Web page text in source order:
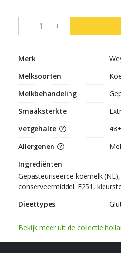
– +
Merk
Melksoorten
Koe
Melkbehandeling
Smaaksterkte
Vetgehalte
48+
Allergenen
Ingrediënten
Gepasteuriseerde koemelk
conserveermiddel: E251,
Dieettypes
Bekijk meer uit de collectie